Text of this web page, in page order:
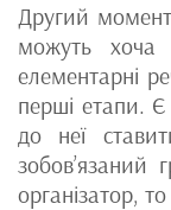
Другий
можуть хоча
елементарні
перші етапи.
до неї
організатор,